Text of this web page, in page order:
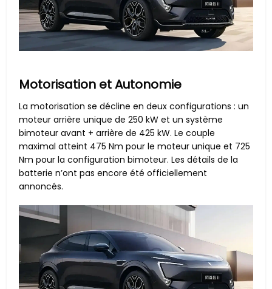
Motorisation et Autonomie
La motorisation se décline en deux configurations : un
moteur arrière unique de 250 kW et un système
bimoteur avant + arrière de 425 kW. Le couple
maximal atteint 475 Nm pour le moteur unique et 725
Nm pour la configuration bimoteur. Les détails de la
batterie n’ont pas encore été officiellement
annoncés.